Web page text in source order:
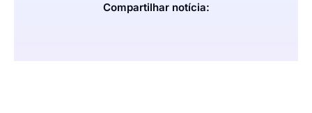
Compartilhar notícia: